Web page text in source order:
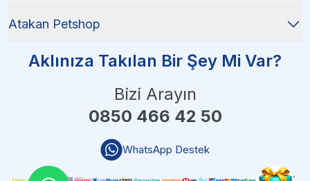
Atakan Petshop
Aklınıza Takılan Bir Şey Mi Var?
Bizi Arayın
0850 466 42 50
WhatsApp Destek